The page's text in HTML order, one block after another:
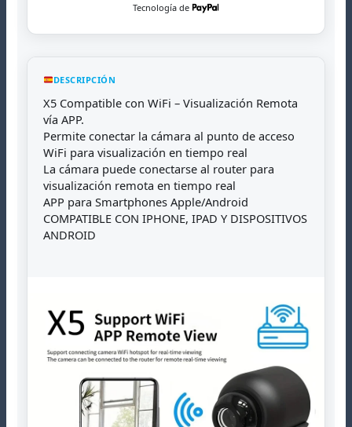
Tecnología de
DESCRIPCIÓN
X5 Compatible con WiFi – Visualización Remota
vía APP.
Permite conectar la cámara al punto de acceso
WiFi para visualización en tiempo real
La cámara puede conectarse al router para
visualización remota en tiempo real
APP para Smartphones Apple/Android
COMPATIBLE CON IPHONE, IPAD Y DISPOSITIVOS
ANDROID